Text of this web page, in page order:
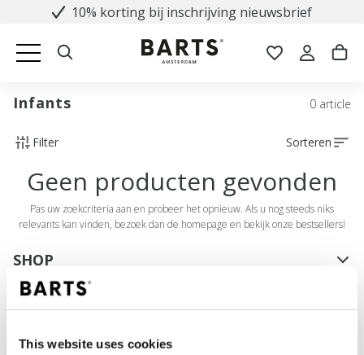
This website uses cookies
10% korting bij inschrijving nieuwsbrief
Infants 0 article
Filter Sorteren
Geen producten gevonden
Pas uw zoekcriteria aan en probeer het opnieuw. Als u nog steeds niks
relevants kan vinden, bezoek dan de homepage en bekijk onze bestsellers!
SHOP
Meisjes